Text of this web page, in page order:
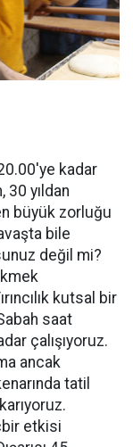
kadar
30 yıldan
büyük zorluğu
bile
değil mi?
kutsal bir
saat
çalışıyoruz.
ancak
tatil
etkisi